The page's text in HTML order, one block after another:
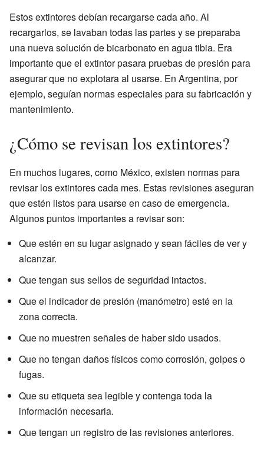
Estos extintores debían recargarse cada año. Al
recargarlos, se lavaban todas las partes y se preparaba
una nueva solución de bicarbonato en agua tibia. Era
importante que el extintor pasara pruebas de presión para
asegurar que no explotara al usarse. En Argentina, por
ejemplo, seguían normas especiales para su fabricación y
mantenimiento.
¿Cómo se revisan los extintores?
En muchos lugares, como México, existen normas para
revisar los extintores cada mes. Estas revisiones aseguran
que estén listos para usarse en caso de emergencia.
Algunos puntos importantes a revisar son:
Que estén en su lugar asignado y sean fáciles de ver y
alcanzar.
Que tengan sus sellos de seguridad intactos.
Que el indicador de presión (manómetro) esté en la
zona correcta.
Que no muestren señales de haber sido usados.
Que no tengan daños físicos como corrosión, golpes o
fugas.
Que su etiqueta sea legible y contenga toda la
información necesaria.
Que tengan un registro de las revisiones anteriores.